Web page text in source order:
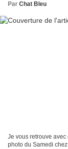
Par Chat Bleu
Je vous retrouve
photo du Samedi